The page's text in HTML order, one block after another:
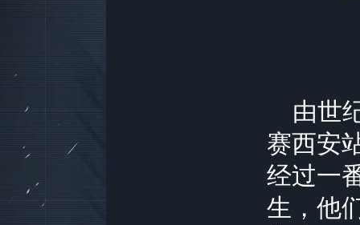
由世
赛西安
经过一
生，他